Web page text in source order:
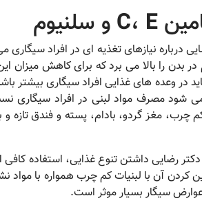
C، E و سلنیوم
درباره نیازهای تغذیه ای در افراد
در بدن را بالا می برد که برای کاهش میزان
در وعده های غذایی افراد سیگاری
شود مصرف مواد لبنی در افراد سیگاری
چرب، مغز گردو، بادام، پسته و فندق
دکتر رضایی داشتن تنوع غذایی، استفاده
کردن آن با لبنیات کم چرب همواره با
سیگار بسیار موثر است.